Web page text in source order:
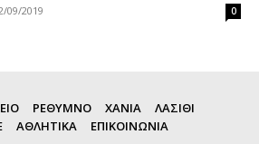
09/2019 0
ΡΕΘΥΜΝΟ ΧΑΝΙΑ
ΛΑΣΙΘΙ
ΑΘΛΗΤΙΚΑ ΕΠΙΚΟΙΝΩΝΙΑ